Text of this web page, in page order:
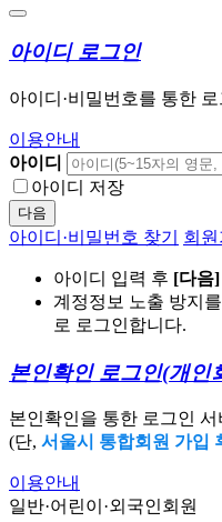
아이디 로그인
아이디·비밀번호를 통한
이용안내
아이디
아이디 저장
다음
아이디·비밀번호 찾기 회원
아이디 입력 후 [다음
계정정보 노출 방지
로 로그인합니다.
본인확인 로그인(개인
본인확인을 통한 로그인
(단, 서울시 통합회원 가입
이용안내
일반·어린이·외국인회원